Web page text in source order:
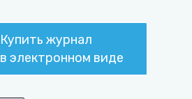
Купить журнал
в электронном виде